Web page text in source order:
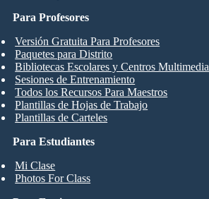
Para Estudiantes
Mi Clase
Photos For Class
Para Profesores
Versión Gratuita Para Profesores
Paquetes para Distrito
Bibliotecas Escolares y Centros Multimedia
Sesiones de Entrenamiento
Todos los Recursos Para Maestros
Plantillas de Hojas de Trabajo
Plantillas de Carteles